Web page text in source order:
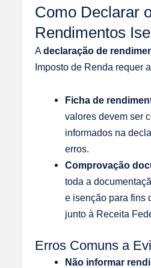
Como Declarar
Rendimentos
Adeclaração de
Imposto de Renda requer
Ficha de
valores devem ser
informados na
erros.
Comprovação
toda a
e isenção para fins
junto à Receita
Erros Comuns a
Não informar